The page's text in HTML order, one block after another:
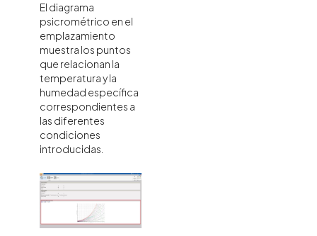
El diagrama
psicrométrico en el
emplazamiento
muestra los puntos
que relacionan la
temperatura y la
humedad específica
correspondientes a
las diferentes
condiciones
introducidas.